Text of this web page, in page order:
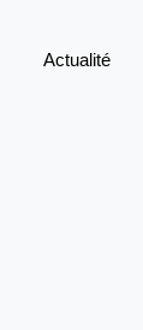
Actualité